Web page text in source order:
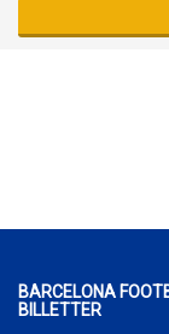
BARCELONA
BILLETTER